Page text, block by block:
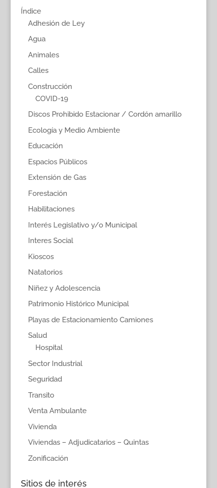
Índice
Adhesión de Ley
Agua
Animales
Calles
Construcción
COVID-19
Discos Prohibido Estacionar / Cordón amarillo
Ecología y Medio Ambiente
Educación
Espacios Públicos
Extensión de Gas
Forestación
Habilitaciones
Interés Legislativo y/o Municipal
Interes Social
Kioscos
Natatorios
Niñez y Adolescencia
Patrimonio Histórico Municipal
Playas de Estacionamiento Camiones
Salud
Hospital
Sector Industrial
Seguridad
Transito
Venta Ambulante
Vivienda
Viviendas – Adjudicatarios – Quintas
Zonificación
Sitios de interés